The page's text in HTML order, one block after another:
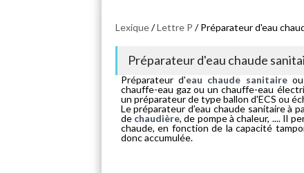
Lexique/Lettre P / Préparateur d'eau
Préparateur d'eau chaude
Préparateur d'eau chaude sanitaireou
chauffe-eau gaz ou un chauffe-eau
un préparateur de type ballon d'ECS ou
Le préparateur d'eau chaude sanitaire à
de chaudière, de pompe à chaleur, .... Il
chaude, en fonction de la capacité
donc accumulée.